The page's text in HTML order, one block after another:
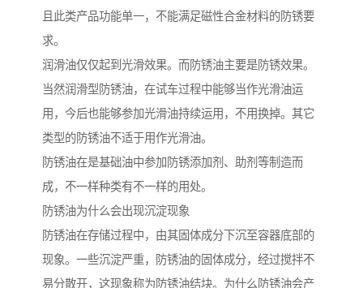
且此类产品功能单一，不能满足磁性合金材料的防锈要
求。
润滑油仅仅起到光滑效果。而防锈油主要是防锈效果。
当然润滑型防锈油，在试车过程中能够当作光滑油运
用，今后也能够参加光滑油持续运用，不用换掉。其它
类型的防锈油不适于用作光滑油。
防锈油在是基础油中参加防锈添加剂、助剂等制造而
成，不一样种类有不一样的用处。
防锈油为什么会出现沉淀现象
防锈油在存储过程中，由其固体成分下沉至容器底部的
现象。一些沉淀严重，防锈油的固体成分，经过搅拌不
易分散开，这现象称为防锈油结块。为什么防锈油会产